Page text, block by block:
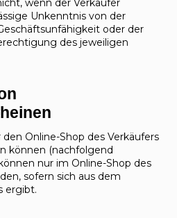
wenn der Verkäufer
Unkenntnis von der
oder der
des jeweiligen
Online-Shop des Verkäufers
können (nachfolgend
nur im Online-Shop des
sofern sich aus dem
ergibt.